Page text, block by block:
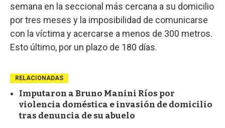
semana en la seccional más cercana a su domicilio
por tres meses y la imposibilidad de comunicarse
con la víctima y acercarse a menos de 300 metros.
Esto último, por un plazo de 180 días.
RELACIONADAS
Imputaron a Bruno Manini Ríos por
violencia doméstica e invasión de domicilio
tras denuncia de su abuelo